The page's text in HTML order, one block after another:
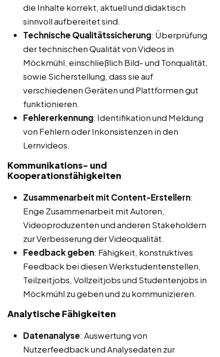
die Inhalte korrekt, aktuell und didaktisch
sinnvoll aufbereitet sind.
Technische Qualitätssicherung: Überprüfung
der technischen Qualität von Videos in
Möckmühl, einschließlich Bild- und Tonqualität,
sowie Sicherstellung, dass sie auf
verschiedenen Geräten und Plattformen gut
funktionieren.
Fehlererkennung: Identifikation und Meldung
von Fehlern oder Inkonsistenzen in den
Lernvideos.
Kommunikations- und
Kooperationsfähigkeiten
Zusammenarbeit mit Content-Erstellern:
Enge Zusammenarbeit mit Autoren,
Videoproduzenten und anderen Stakeholdern
zur Verbesserung der Videoqualität.
Feedback geben: Fähigkeit, konstruktives
Feedback bei diesen Werkstudentenstellen,
Teilzeitjobs, Vollzeitjobs und Studentenjobs in
Möckmühl zu geben und zu kommunizieren.
Analytische Fähigkeiten
Datenanalyse: Auswertung von
Nutzerfeedback und Analysedaten zur